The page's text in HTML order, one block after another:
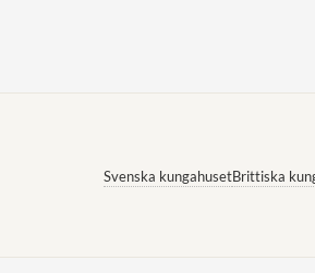
Svenska kungahusetBrittiska